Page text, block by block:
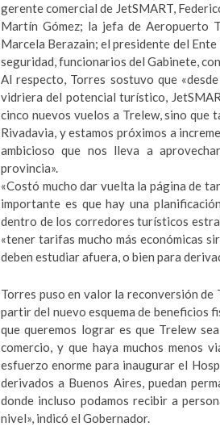
gerente comercial de JetSMART,
Martín Gómez; la jefa de Aeropuerto
Marcela Berazain; el presidente del
seguridad, funcionarios del Gabinete,
Al respecto, Torres sostuvo que
vidriera del potencial turístico,
cinco nuevos vuelos a Trelew, sino que
Rivadavia, y estamos próximos a
ambicioso que nos lleva a
provincia».
«Costó mucho dar vuelta la página de
importante es que hay una
dentro de los corredores turísticos
«tener tarifas mucho más económicas
deben estudiar afuera, o bien para
Torres puso en valor la reconversión
partir del nuevo esquema de beneficios
que queremos lograr es que Trelew
comercio, y que haya muchos menos
esfuerzo enorme para inaugurar el
derivados a Buenos Aires, puedan
donde incluso podamos recibir a
nivel», indicó el Gobernador.